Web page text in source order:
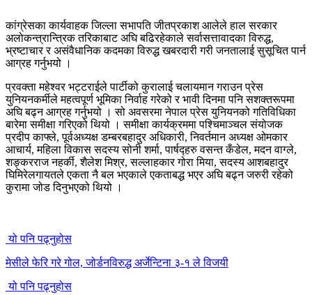
कांग्रेसका कार्यवाहक जिल्ला सभापति जीतप्रकाश आलेले हाल सरकार
अलोकन्त्रान्त्रिक तरिकाबाट अघि बढिरहेकाले सर्वासत्तावादका विरुद्ध,
भ्रष्टाचार र असंवैधानिक कदमका विरुद्ध खबरदारी गरी जनतालाई सुसूचित पार्न
आग्रह गर्नुभयो ।
प्रवक्ता महेश्वर भट्टराईले पार्टीको कुरालाई चलायमान गराउन प्रेस
युनियनकर्मीले महत्वपूर्ण भूमिका निर्वाह गरेको र भावी दिनमा पनि सशक्तरूपमा
अघि बढ्न आग्रह गर्नुभयो । सो अवसरमा नेपाल प्रेस युनियनको गतिविधिका
बारेमा समीक्षा गरिएको थियो । समीक्षा कार्यक्रममा पश्चिमाञ्चल संयोजक
प्रदीप काफ्ले, पूर्वअध्यक्ष डम्बरबहादुर अधिकारी, निवर्तमान अध्यक्ष ओमकार
आचार्य, महिला विकास सदस्य सोनी शर्मा, पार्षद्हरु वसन्त कँडेल, मदन वाग्ले,
शङ्करराज नहर्की, शैलेश मिश्र, सल्लाहकार गोरा मिया, सदस्य आशबहादुर
घिमिरेलगायतले एकता नै बल भएकाले एकताबद्ध भएर अघि बढ्न जरुरी रहेको
कुरामा जोड दिनुभएको थियो ।
यो पनि पढ्नुहोस
मेसीले फेरि गरे गोल, जोर्डनविरुद्ध अर्जेन्टिना ३-१ ले विजयी
यो पनि पढ्नुहोस